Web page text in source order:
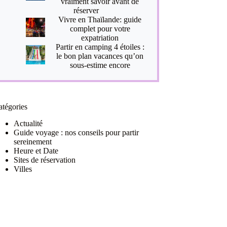
réserver
Vivre en Thaïlande: guide
complet pour votre
expatriation
Partir en camping 4 étoiles :
le bon plan vacances qu’on
sous-estime encore
Actualité
Guide voyage : nos conseils pour partir
sereinement
Heure et Date
Sites de réservation
Villes